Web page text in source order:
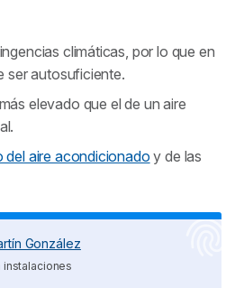
climáticas, por lo que en
ser autosuficiente.
elevado que el de un aire
del aire acondicionado y de las
González
instalaciones